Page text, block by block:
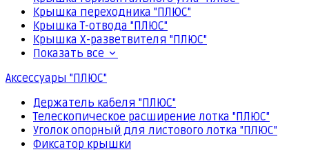
Крышка переходника "ПЛЮС"
Крышка Т-отвода "ПЛЮС"
Крышка Х-разветвителя "ПЛЮС"
Показать все
Аксессуары "ПЛЮС"
Держатель кабеля "ПЛЮС"
Телескопическое расширение лотка "ПЛЮС"
Уголок опорный для листового лотка "ПЛЮС"
Фиксатор крышки